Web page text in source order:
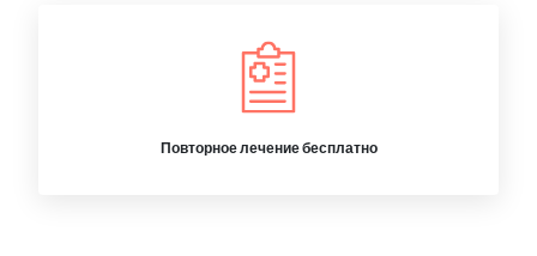
Повторное лечение бесплатно